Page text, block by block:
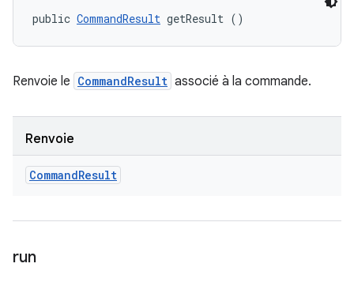
public CommandResult getResult ()
Renvoie le CommandResult associé à la commande.
Renvoie
CommandResult
run